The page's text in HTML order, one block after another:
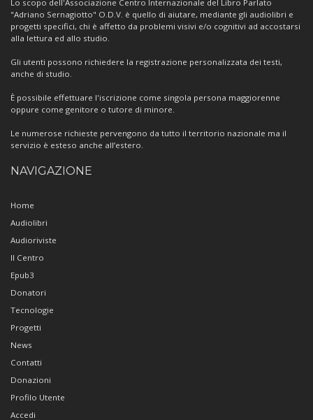
Lo scopo dell'Associazione Centro Internazionale del Libro Parlato
"Adriano Sernagiotto" O.D.V. è quello di aiutare, mediante gli audiolibri e
progetti specifici, chi è affetto da problemi visivi e/o cognitivi ad accostarsi
alla lettura ed allo studio.
Gli utenti possono richiedere la registrazione personalizzata dei testi,
anche di studio.
È possibile effettuare l'iscrizione come singola persona maggiorenne
oppure come genitore o tutore di minore.
Le numerose richieste pervengono da tutto il territorio nazionale ma il
servizio è esteso anche all’estero.
NAVIGAZIONE
Home
Audiolibri
Audioriviste
Il Centro
Epub3
Donatori
Tecnologie
Progetti
News
Contatti
Donazioni
Profilo Utente
Accedi